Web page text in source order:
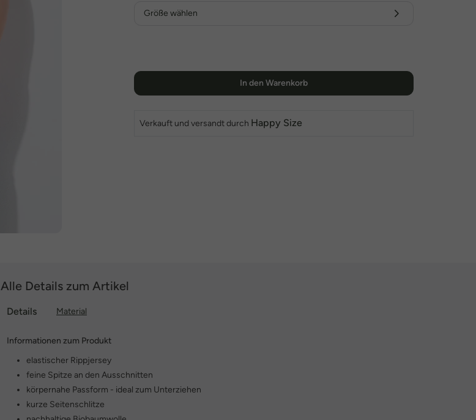
Größe wählen
In den Warenkorb
Verkauft und versandt durch Happy Size
Alle Details zum Artikel
Details Material
Informationen zum Produkt
elastischer Rippjersey
feine Spitze an den Ausschnitten
körpernahe Passform - ideal zum Unterziehen
kurze Seitenschlitze